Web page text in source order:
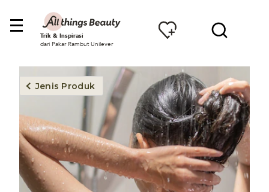
Trik & Inspirasi
dari Pakar Rambut Unilever
Jenis Produk